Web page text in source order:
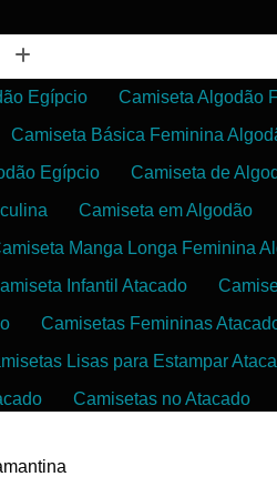
Egípcio
Camiseta Algodão
Camiseta Básica Feminina
Egípcio
Camiseta de
Camiseta em Algodão
Manga Longa Feminina
Infantil Atacado
Camisetas Femininas
Lisas para Estampar
Camisetas no Atacado